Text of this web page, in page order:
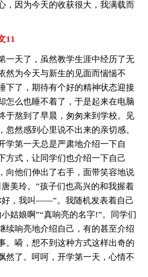
，因为今天的收获很大，我满载而
11
一天了，虽然教学生涯中经历了无
然为今天与新生的见面而惴惴不
下了，期待有个好的精神状态迎接
怎么也睡不着了，于是起来在电脑
于熬到了早晨，匆匆来到学校。见
忽然感到心里说不出来的亲切感。
学第一天总是严肃地介绍一下自
方式，让同学们也介绍一下自己
向他们伸出了右手，面带笑容地说
美玲。”孩子们也高兴的和我握着
好，我叫——”。我随机发表着自己
姑娘啊”“真响亮的名字!”。同学们
续响亮地介绍自己，有的甚至介绍
。嗬，想不到这种方式这样出奇的
然了。呵呵，开学第一天，心情不